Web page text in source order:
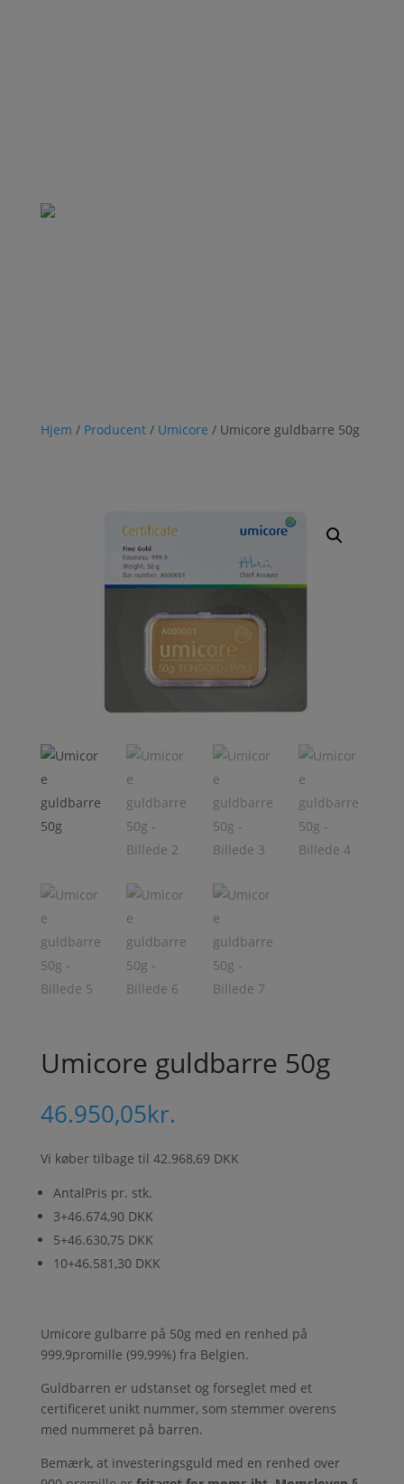
Hjem / Producent/ Umicore / Umicore guldbarre 50g
Umicore guldbarre 50g
46.950,05kr.
Vi køber tilbage til 42.968,69 DKK
AntalPris pr. stk.
3+46.674,90 DKK
5+46.630,75 DKK
10+46.581,30 DKK
Umicore gulbarre på 50g med en renhed på
999,9promille (99,99%) fra Belgien.
Guldbarren er udstanset og forseglet med et
certificeret unikt nummer, som stemmer overens
med nummeret på barren.
Bemærk, at investeringsguld med en renhed over